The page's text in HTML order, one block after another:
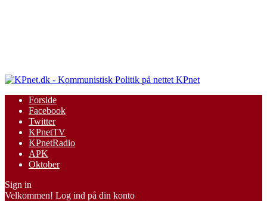
KPnet
Forside
Facebook
Twitter
KPnetTV
KPnetRadio
APK
Oktober
Sign in
Velkommen! Log ind på din konto